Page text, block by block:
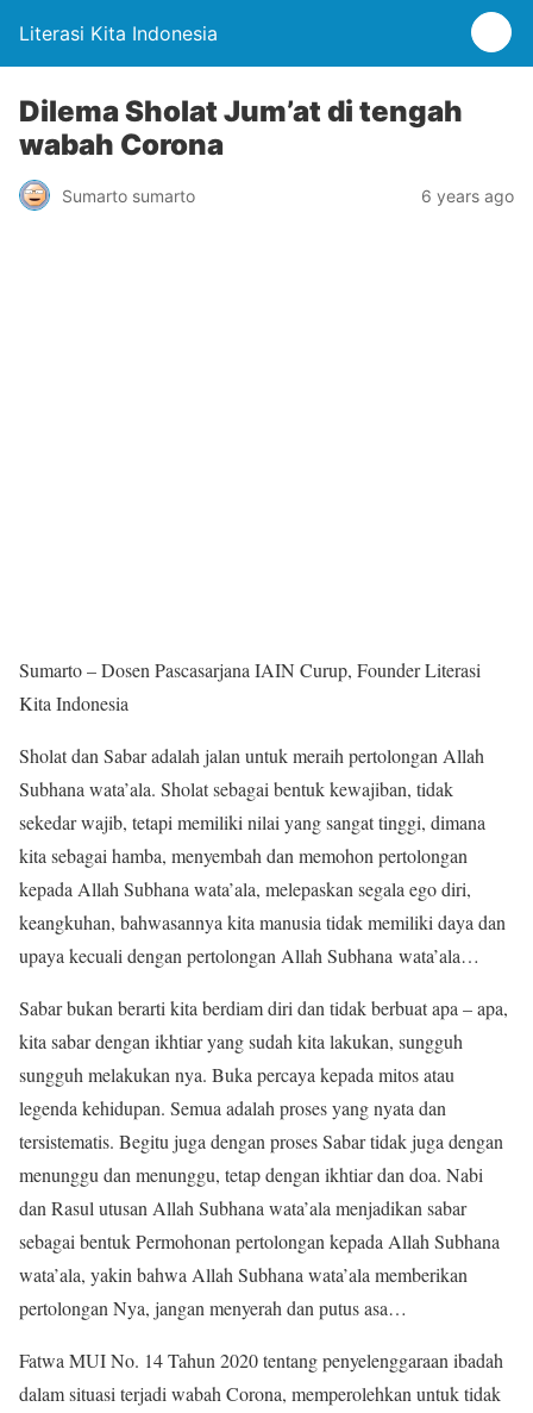
Literasi Kita Indonesia
Dilema Sholat Jum’at di tengah
wabah Corona
Sumarto sumarto 6 years ago
Sumarto – Dosen Pascasarjana IAIN Curup, Founder Literasi
Kita Indonesia
Sholat dan Sabar adalah jalan untuk meraih pertolongan Allah
Subhana wata’ala. Sholat sebagai bentuk kewajiban, tidak
sekedar wajib, tetapi memiliki nilai yang sangat tinggi, dimana
kita sebagai hamba, menyembah dan memohon pertolongan
kepada Allah Subhana wata’ala, melepaskan segala ego diri,
keangkuhan, bahwasannya kita manusia tidak memiliki daya dan
upaya kecuali dengan pertolongan Allah Subhana wata’ala…
Sabar bukan berarti kita berdiam diri dan tidak berbuat apa – apa,
kita sabar dengan ikhtiar yang sudah kita lakukan, sungguh
sungguh melakukan nya. Buka percaya kepada mitos atau
legenda kehidupan. Semua adalah proses yang nyata dan
tersistematis. Begitu juga dengan proses Sabar tidak juga dengan
menunggu dan menunggu, tetap dengan ikhtiar dan doa. Nabi
dan Rasul utusan Allah Subhana wata’ala menjadikan sabar
sebagai bentuk Permohonan pertolongan kepada Allah Subhana
wata’ala, yakin bahwa Allah Subhana wata’ala memberikan
pertolongan Nya, jangan menyerah dan putus asa…
Fatwa MUI No. 14 Tahun 2020 tentang penyelenggaraan ibadah
dalam situasi terjadi wabah Corona, memperolehkan untuk tidak